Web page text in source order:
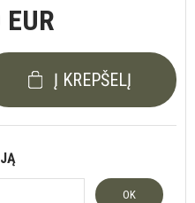
Į KREPŠELĮ
OK